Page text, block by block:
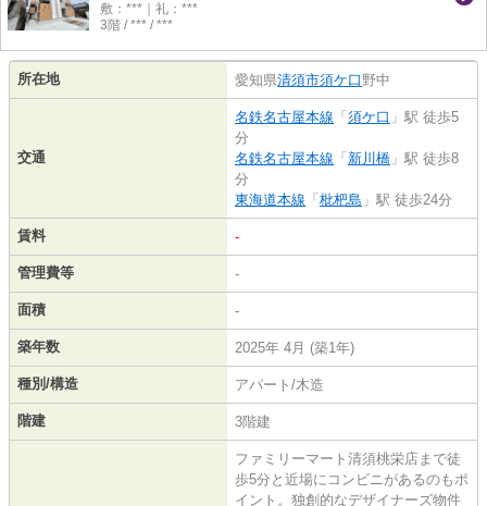
敷：***｜礼：***
3階 / *** / ***
所在地 愛知県清須市須ケ口 野中
交通
名鉄名古屋本線 「 須ケ口 」駅 徒歩5
分
名鉄名古屋本線 「 新川橋 」駅 徒歩8
分
東海道本線 「 枇杷島 」駅 徒歩24分
賃料 -
管理費等 -
面積 -
築年数 2025年 4月 (築1年)
種別/構造 アパート/木造
階建 3階建
ファミリーマート清須桃栄店まで徒
歩5分と近場にコンビニがあるのもポ
イント。独創的なデザイナーズ物件